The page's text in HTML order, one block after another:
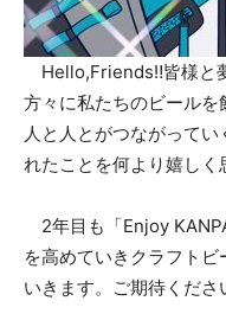
Hello,Friends‼︎皆様と
方々に私たちのビール
人と人とがつながって
れたことを何より嬉しく
2年目も「Enjoy
を高めていきクラフト
いきます。ご期待くださ